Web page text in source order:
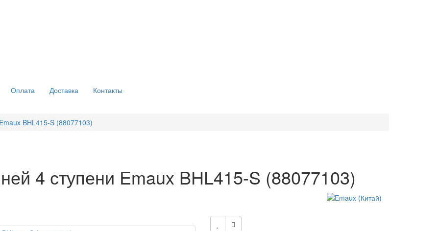
Оплата Доставка Контакты
BHL415-S (88077103)
4 ступени Emaux BHL415-S (88077103)